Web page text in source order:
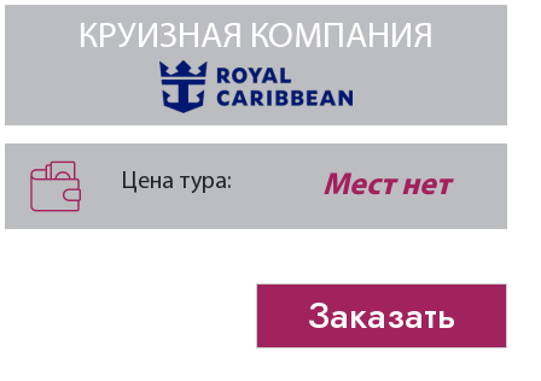
КРУИЗНАЯ КОМПАНИЯ
Цена тура: Мест нет
Заказать